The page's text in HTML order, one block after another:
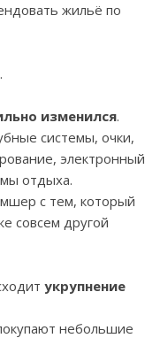
жильё по
изменился.
системы, очки,
электронный
отдыха.
с тем, который
совсем другой
укрупнение
небольшие